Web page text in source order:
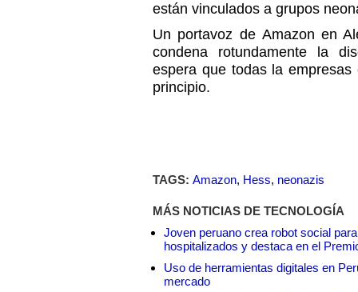
están vinculados a grupos
Un portavoz de Amazon en
condena rotundamente la
espera que todas la
principio.
TAGS: Amazon, Hess, neonazis
MÁS NOTICIAS DE TECNOLOGÍA
Joven peruano crea robot social
hospitalizados y destaca en el
Uso de herramientas digitales en
mercado